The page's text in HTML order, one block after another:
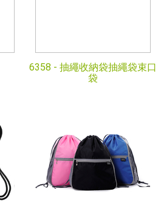
6358 - 抽繩收納袋抽繩袋束口
袋